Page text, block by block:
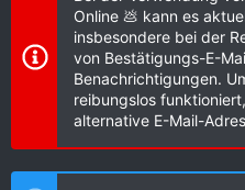
l
e
e
l
l
t
a
m
Online 💩 kann es
insbesondere bei der
von Bestätigungs-E-
Benachrichtigungen.
reibungslos
alternative E-Mail-